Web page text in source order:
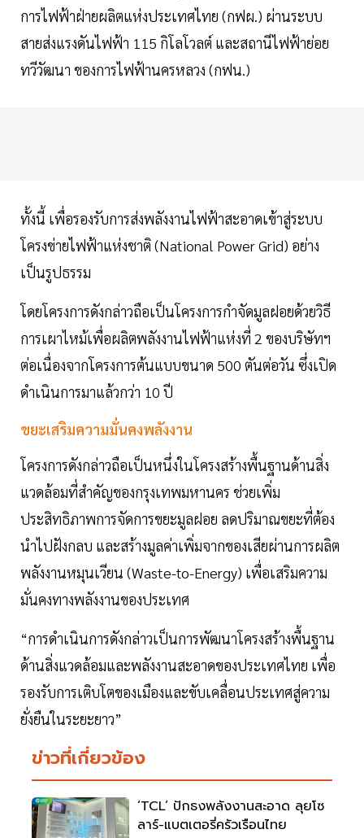
การไฟฟ้าฝ่ายผลิตแห่งประเทศไทย (กฟผ.) ผ่านระบบ
สายส่งแรงดันไฟฟ้า 115 กิโลโวลต์ และสถานีไฟฟ้าย่อย
ทวีวัฒนา ของการไฟฟ้านครหลวง (กฟน.)
ทั้งนี้ เพื่อรองรับการส่งพลังงานไฟฟ้าสะอาดเข้าสู่ระบบ
โครงข่ายไฟฟ้าแห่งชาติ (National Power Grid) อย่าง
เป็นรูปธรรม
โดยโครงการดังกล่าวถือเป็นโครงการกำจัดมูลฝอยด้วยวิธี
การเผาไหม้เพื่อผลิตพลังงานไฟฟ้าแห่งที่ 2 ของบริษัทฯ
ต่อเนื่องจากโครงการต้นแบบขนาด 500 ตันต่อวัน ซึ่งเปิด
ดำเนินการมาแล้วกว่า 10 ปี
ขยะเสริมความมั่นคงพลังงาน
โครงการดังกล่าวถือเป็นหนึ่งในโครงสร้างพื้นฐานด้านสิ่ง
แวดล้อมที่สำคัญของกรุงเทพมหานคร ช่วยเพิ่ม
ประสิทธิภาพการจัดการขยะมูลฝอย ลดปริมาณขยะที่ต้อง
นำไปฝังกลบ และสร้างมูลค่าเพิ่มจากของเสียผ่านการผลิต
พลังงานหมุนเวียน (Waste-to-Energy) เพื่อเสริมความ
มั่นคงทางพลังงานของประเทศ
“การดำเนินการดังกล่าวเป็นการพัฒนาโครงสร้างพื้นฐาน
ด้านสิ่งแวดล้อมและพลังงานสะอาดของประเทศไทย เพื่อ
รองรับการเติบโตของเมืองและขับเคลื่อนประเทศสู่ความ
ยั่งยืนในระยะยาว”
ข่าวที่เกี่ยวข้อง
‘TCL’ ปักธงพลังงานสะอาด ลุยโซ
ลาร์-แบตเตอรี่ครัวเรือนไทย